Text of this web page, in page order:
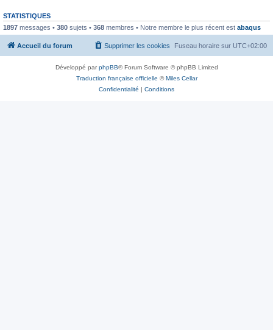
STATISTIQUES
1897 messages • 380 sujets • 368 membres • Notre membre le plus récent est abaqus
Accueil du forum Fuseau horaire sur UTC+02:00
Supprimer les cookies
Développé parphpBB® Forum Software © phpBB Limited
Traduction française officielle ©Miles Cellar
Confidentialité | Conditions